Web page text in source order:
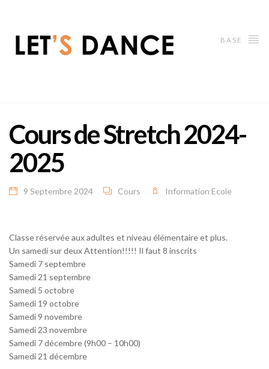
BASE
Cours de Stretch 2024-
2025
9 Septembre 2024 Cours Information Ecole
Classe réservée aux adultes et niveau élémentaire et plus.
Un samedi sur deux Attention!!!!! Il faut 8 inscrits
Samedi 7 septembre
Samedi 21 septembre
Samedi 5 octobre
Samedi 19 octobre
Samedi 9 novembre
Samedi 23 novembre
Samedi 7 décembre (9h00 – 10h00)
Samedi 21 décembre